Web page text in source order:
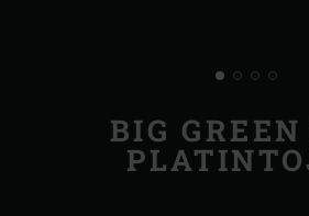
BIG GREEN